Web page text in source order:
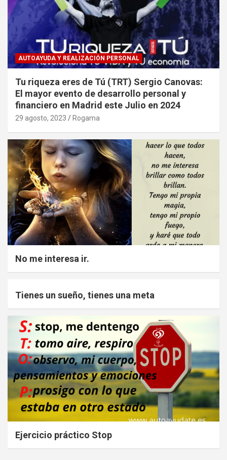
AUTOAYUDA Y REALIZACIÓN PERSONAL
Tu riqueza eres de Tú (TRT) Sergio Canovas:
El mayor evento de desarrollo personal y
financiero en Madrid este Julio en 2024
29 agosto, 2023 Rogama
No me interesa ir.
Tienes un sueño, tienes una meta
Ejercicio práctico Stop